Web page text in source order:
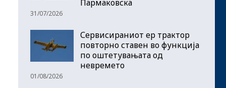
Пармаковска
31/07/2026
Сервисираниот ер трактор
повторно ставен во функција
по оштетувањата од
невремето
01/08/2026